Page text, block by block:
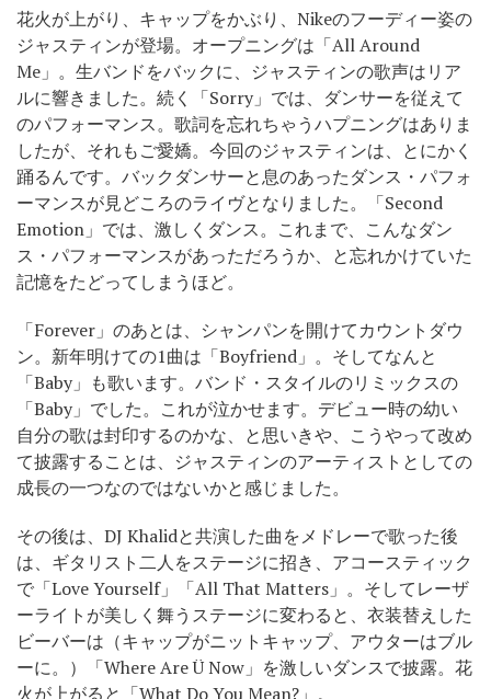
花火が上がり、キャップをかぶり、Nikeのフーディー姿の
ジャスティンが登場。オープニングは「All Around
Me」。生バンドをバックに、ジャスティンの歌声はリア
ルに響きました。続く「Sorry」では、ダンサーを従えて
のパフォーマンス。歌詞を忘れちゃうハプニングはありま
したが、それもご愛嬌。今回のジャスティンは、とにかく
踊るんです。バックダンサーと息のあったダンス・パフォ
ーマンスが見どころのライヴとなりました。「Second
Emotion」では、激しくダンス。これまで、こんなダン
ス・パフォーマンスがあっただろうか、と忘れかけていた
記憶をたどってしまうほど。
「Forever」のあとは、シャンパンを開けてカウントダウ
ン。新年明けての1曲は「Boyfriend」。そしてなんと
「Baby」も歌います。バンド・スタイルのリミックスの
「Baby」でした。これが泣かせます。デビュー時の幼い
自分の歌は封印するのかな、と思いきや、こうやって改め
て披露することは、ジャスティンのアーティストとしての
成長の一つなのではないかと感じました。
その後は、DJ Khalidと共演した曲をメドレーで歌った後
は、ギタリスト二人をステージに招き、アコースティック
で「Love Yourself」「All That Matters」。そしてレーザ
ーライトが美しく舞うステージに変わると、衣装替えした
ビーバーは（キャップがニットキャップ、アウターはブル
ーに。）「Where Are Ü Now」を激しいダンスで披露。花
火が上がると「What Do You Mean?」。